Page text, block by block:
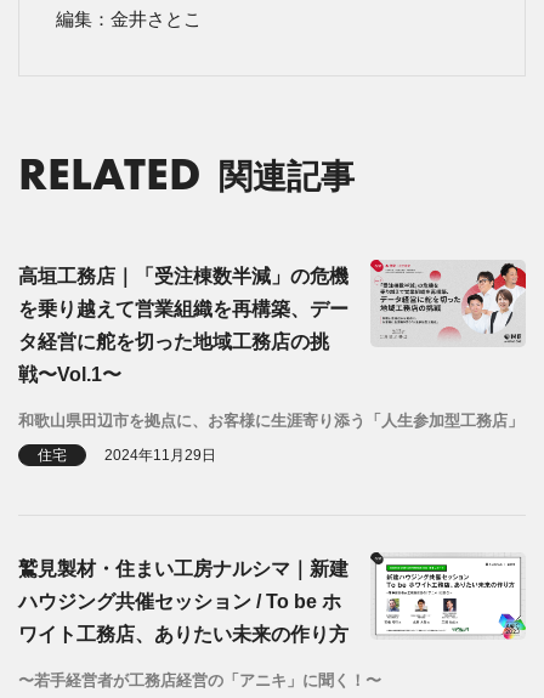
編集：金井さとこ
RELATED 関連記事
高垣工務店｜「受注棟数半減」の危機
を乗り越えて営業組織を再構築、デー
タ経営に舵を切った地域工務店の挑
戦〜Vol.1〜
和歌山県田辺市を拠点に、お客様に生涯寄り添う「人生参加型工務店」
住宅 2024年11月29日
鷲見製材・住まい工房ナルシマ｜新建
ハウジング共催セッション / To be ホ
ワイト工務店、ありたい未来の作り方
〜若手経営者が工務店経営の「アニキ」に聞く！〜